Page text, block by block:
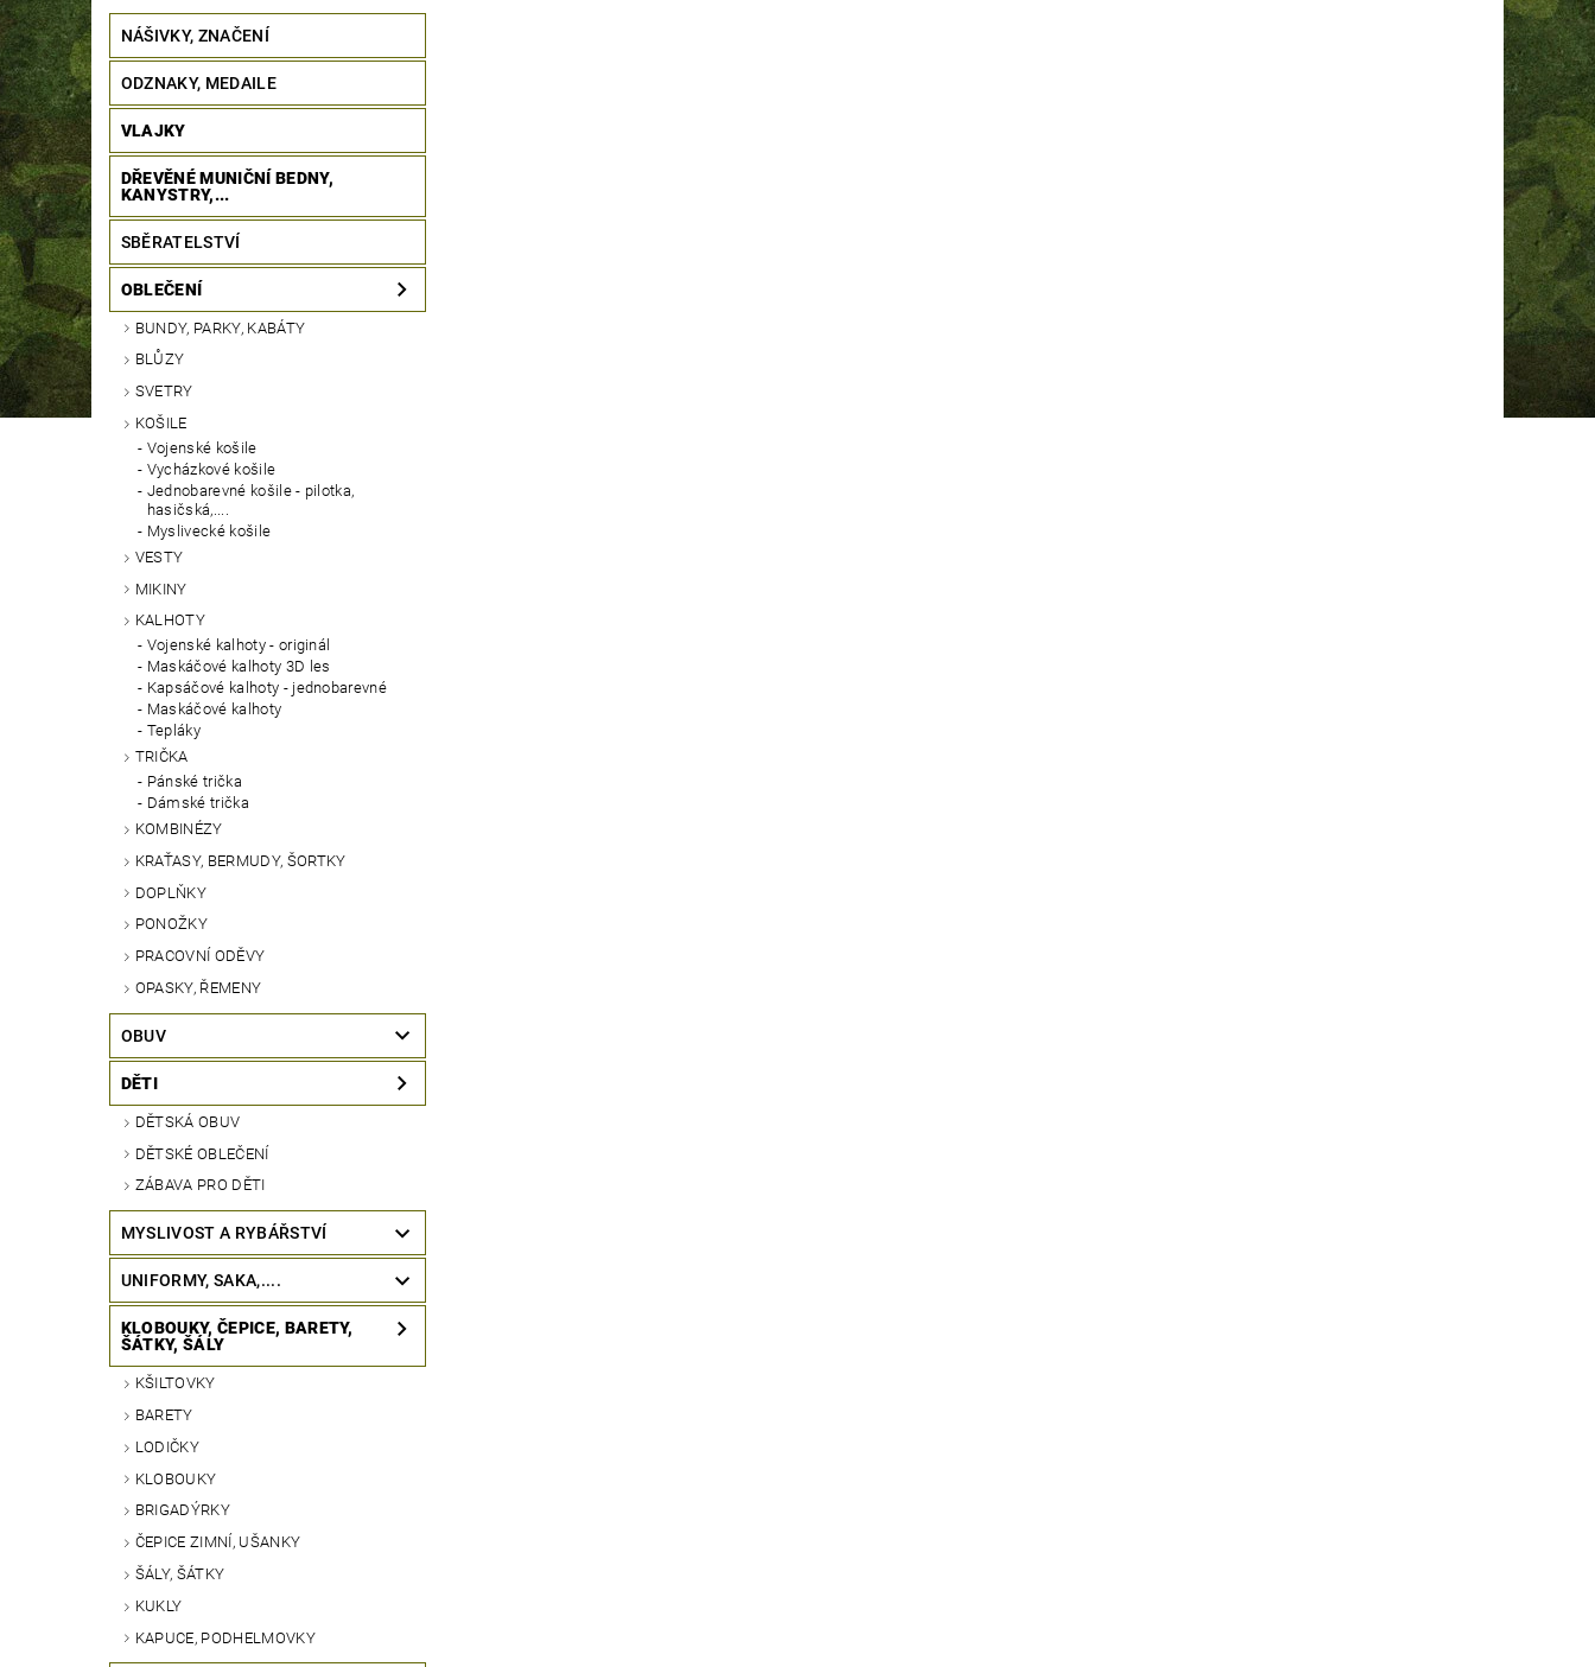
NÁŠIVKY, ZNAČENÍ
ODZNAKY, MEDAILE
VLAJKY
DŘEVĚNÉ MUNIČNÍ BEDNY,
KANYSTRY,...
SBĚRATELSTVÍ
OBLEČENÍ
BUNDY, PARKY, KABÁTY
BLŮZY
SVETRY
KOŠILE
Vojenské košile
Vycházkové košile
Jednobarevné košile - pilotka,
hasičská,....
Myslivecké košile
VESTY
MIKINY
KALHOTY
Vojenské kalhoty - originál
Maskáčové kalhoty 3D les
Kapsáčové kalhoty - jednobarevné
Maskáčové kalhoty
Tepláky
TRIČKA
Pánské trička
Dámské trička
KOMBINÉZY
KRAŤASY, BERMUDY, ŠORTKY
DOPLŇKY
PONOŽKY
PRACOVNÍ ODĚVY
OPASKY, ŘEMENY
OBUV
DĚTI
DĚTSKÁ OBUV
DĚTSKÉ OBLEČENÍ
ZÁBAVA PRO DĚTI
MYSLIVOST A RYBÁŘSTVÍ
UNIFORMY, SAKA,....
KLOBOUKY, ČEPICE, BARETY,
ŠÁTKY, ŠÁLY
KŠILTOVKY
BARETY
LODIČKY
KLOBOUKY
BRIGADÝRKY
ČEPICE ZIMNÍ, UŠANKY
ŠÁLY, ŠÁTKY
KUKLY
KAPUCE, PODHELMOVKY